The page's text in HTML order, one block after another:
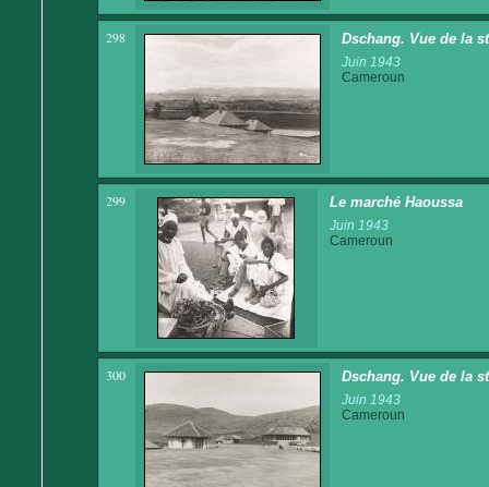
298 Dschang. Vue de la
Juin 1943
Cameroun
299 Le marché Haoussa
Juin 1943
Cameroun
300 Dschang. Vue de la
Juin 1943
Cameroun